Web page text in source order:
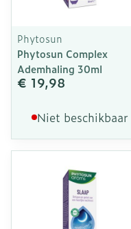
Phytosun
Phytosun Complex
Ademhaling 30ml
€ 19,98
Niet beschikbaar